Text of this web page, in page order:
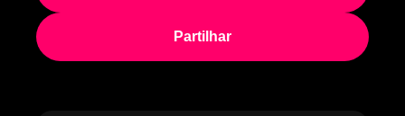
Partilhar